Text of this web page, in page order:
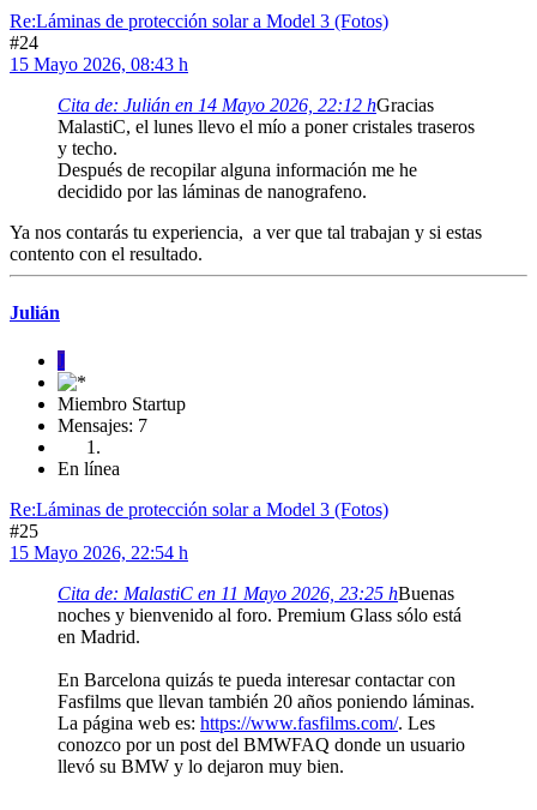
Re:Láminas de protección solar a Model 3 (Fotos)
#24
15 Mayo 2026, 08:43 h
Cita de: Julián en 14 Mayo 2026, 22:12 hGracias
MalastiC, el lunes llevo el mío a poner cristales traseros
y techo.
Después de recopilar alguna información me he
decidido por las láminas de nanografeno.
Ya nos contarás tu experiencia, a ver que tal trabajan y si estas
contento con el resultado.
Julián
J
Miembro Startup
Mensajes: 7
En línea
Re:Láminas de protección solar a Model 3 (Fotos)
#25
15 Mayo 2026, 22:54 h
Cita de: MalastiC en 11 Mayo 2026, 23:25 hBuenas
noches y bienvenido al foro. Premium Glass sólo está
en Madrid.
En Barcelona quizás te pueda interesar contactar con
Fasfilms que llevan también 20 años poniendo láminas.
La página web es: https://www.fasfilms.com/. Les
conozco por un post del BMWFAQ donde un usuario
llevó su BMW y lo dejaron muy bien.